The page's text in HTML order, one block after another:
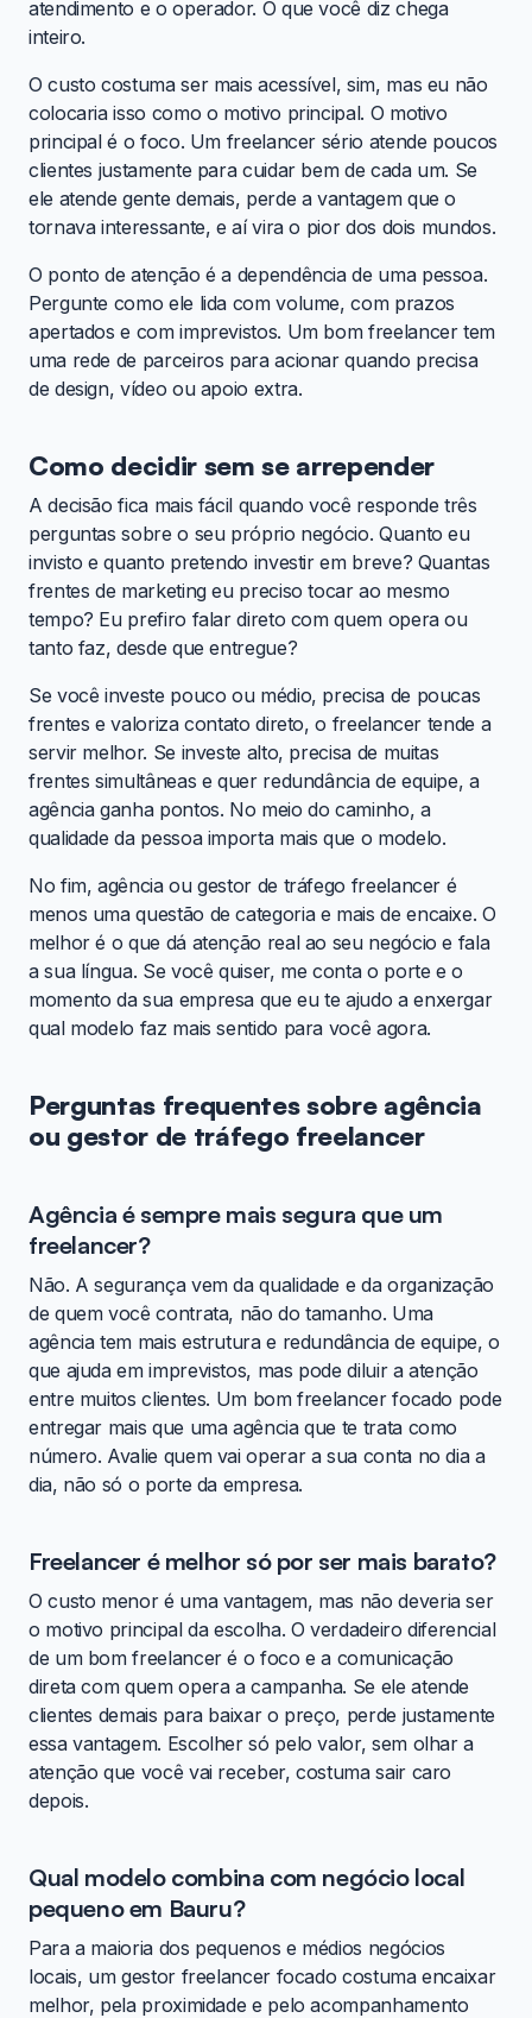
atendimento e o operador. O que você diz chega
inteiro.
O custo costuma ser mais acessível, sim, mas eu não
colocaria isso como o motivo principal. O motivo
principal é o foco. Um freelancer sério atende poucos
clientes justamente para cuidar bem de cada um. Se
ele atende gente demais, perde a vantagem que o
tornava interessante, e aí vira o pior dos dois mundos.
O ponto de atenção é a dependência de uma pessoa.
Pergunte como ele lida com volume, com prazos
apertados e com imprevistos. Um bom freelancer tem
uma rede de parceiros para acionar quando precisa
de design, vídeo ou apoio extra.
Como decidir sem se arrepender
A decisão fica mais fácil quando você responde três
perguntas sobre o seu próprio negócio. Quanto eu
invisto e quanto pretendo investir em breve? Quantas
frentes de marketing eu preciso tocar ao mesmo
tempo? Eu prefiro falar direto com quem opera ou
tanto faz, desde que entregue?
Se você investe pouco ou médio, precisa de poucas
frentes e valoriza contato direto, o freelancer tende a
servir melhor. Se investe alto, precisa de muitas
frentes simultâneas e quer redundância de equipe, a
agência ganha pontos. No meio do caminho, a
qualidade da pessoa importa mais que o modelo.
No fim, agência ou gestor de tráfego freelancer é
menos uma questão de categoria e mais de encaixe. O
melhor é o que dá atenção real ao seu negócio e fala
a sua língua. Se você quiser, me conta o porte e o
momento da sua empresa que eu te ajudo a enxergar
qual modelo faz mais sentido para você agora.
Perguntas frequentes sobre agência
ou gestor de tráfego freelancer
Agência é sempre mais segura que um
freelancer?
Não. A segurança vem da qualidade e da organização
de quem você contrata, não do tamanho. Uma
agência tem mais estrutura e redundância de equipe, o
que ajuda em imprevistos, mas pode diluir a atenção
entre muitos clientes. Um bom freelancer focado pode
entregar mais que uma agência que te trata como
número. Avalie quem vai operar a sua conta no dia a
dia, não só o porte da empresa.
Freelancer é melhor só por ser mais barato?
O custo menor é uma vantagem, mas não deveria ser
o motivo principal da escolha. O verdadeiro diferencial
de um bom freelancer é o foco e a comunicação
direta com quem opera a campanha. Se ele atende
clientes demais para baixar o preço, perde justamente
essa vantagem. Escolher só pelo valor, sem olhar a
atenção que você vai receber, costuma sair caro
depois.
Qual modelo combina com negócio local
pequeno em Bauru?
Para a maioria dos pequenos e médios negócios
locais, um gestor freelancer focado costuma encaixar
melhor, pela proximidade e pelo acompanhamento